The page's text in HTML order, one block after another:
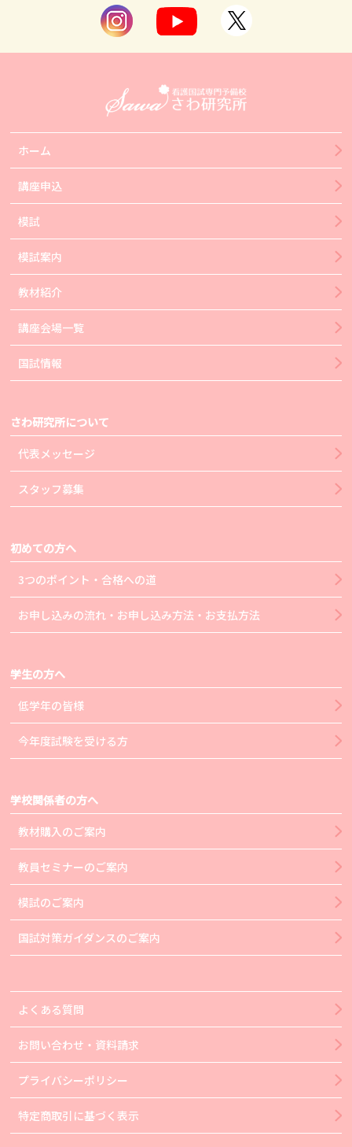
ホーム
講座申込
模試
模試案内
教材紹介
講座会場一覧
国試情報
さわ研究所について
代表メッセージ
スタッフ募集
初めての方へ
3つのポイント・合格への道
お申し込みの流れ・お申し込み方法・お支払方法
学生の方へ
低学年の皆様
今年度試験を受ける方
学校関係者の方へ
教材購入のご案内
教員セミナーのご案内
模試のご案内
国試対策ガイダンスのご案内
よくある質問
お問い合わせ・資料請求
プライバシーポリシー
特定商取引に基づく表示